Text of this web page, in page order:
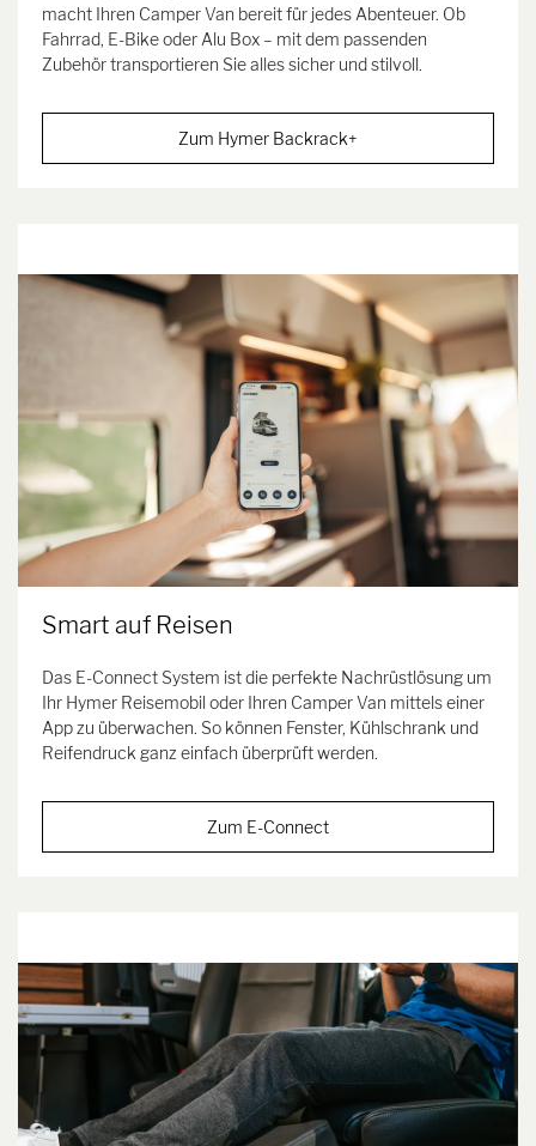
macht Ihren Camper Van bereit für jedes Abenteuer. Ob
Fahrrad, E-Bike oder Alu Box – mit dem passenden
Zubehör transportieren Sie alles sicher und stilvoll.
Zum Hymer Backrack+
Smart auf Reisen
Das E-Connect System ist die perfekte Nachrüstlösung um
Ihr Hymer Reisemobil oder Ihren Camper Van mittels einer
App zu überwachen. So können Fenster, Kühlschrank und
Reifendruck ganz einfach überprüft werden.
Zum E-Connect